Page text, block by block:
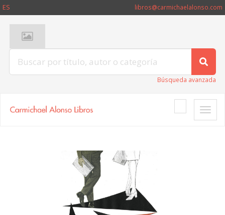
ES libros@carmichaelalonso.com
Búsqueda avanzada
Toggle